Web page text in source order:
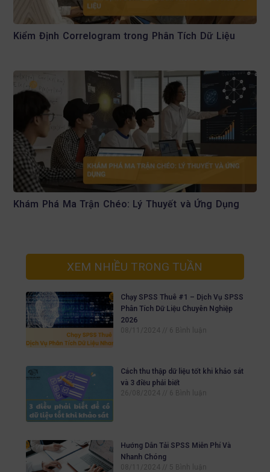
Kiểm Định Correlogram trong Phân Tích Dữ Liệu
Khám Phá Ma Trận Chéo: Lý Thuyết và Ứng Dụng
XEM NHIỀU TRONG TUẦN
Chạy SPSS Thuê #1 – Dịch Vụ SPSS
Phân Tích Dữ Liệu Chuyên Nghiệp
2026
08/11/2024
6 Bình luận
Cách thu thập dữ liệu tốt khi khảo sát
và 3 điều phải biết
26/08/2024
6 Bình luận
Hướng Dẫn Tải SPSS Miễn Phí Và
Nhanh Chóng
08/11/2024
5 Bình luận